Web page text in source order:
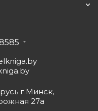
г.Минск,
27а